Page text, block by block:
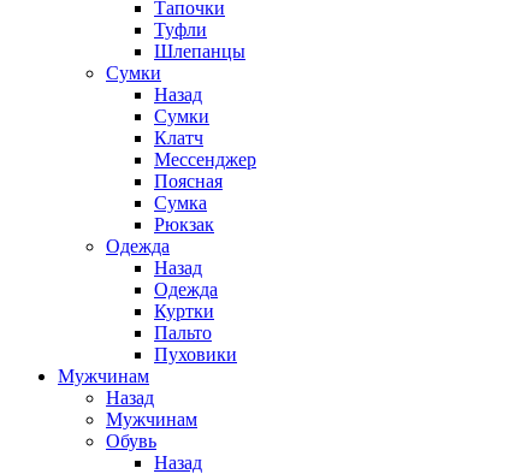
Тапочки
Туфли
Шлепанцы
Cумки
Назад
Cумки
Клатч
Мессенджер
Поясная
Сумка
Рюкзак
Одежда
Назад
Одежда
Куртки
Пальто
Пуховики
Мужчинам
Назад
Мужчинам
Обувь
Назад